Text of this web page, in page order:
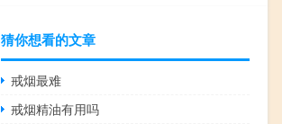
猜你想看的文章
戒烟最难
戒烟精油有用吗